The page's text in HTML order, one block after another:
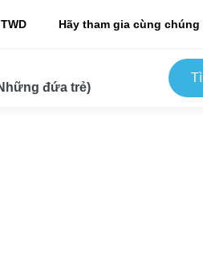
TWD Hãy tham gia cùng chúng
đứa trẻ)